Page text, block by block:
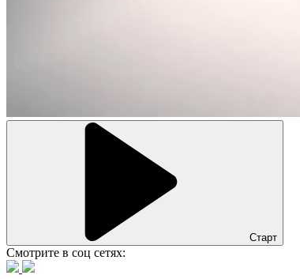
Старт
Смотрите в соц сетях: